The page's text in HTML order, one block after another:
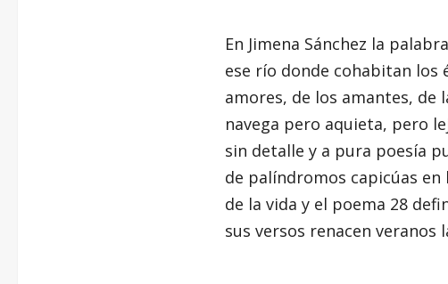
En Jimena Sánchez la
ese río donde cohabitan los
amores, de los amantes, de
navega pero aquieta, pero
sin detalle y a pura poesía
de palíndromos capicúas
de la vida y el poema 28
sus versos renacen veranos